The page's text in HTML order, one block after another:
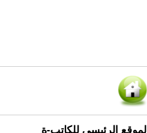
الموقع الرئيسي للكاتب-ة